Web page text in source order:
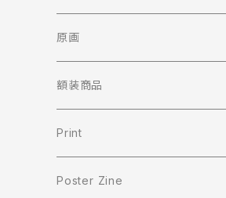
原画
額装商品
Print
Poster Zine